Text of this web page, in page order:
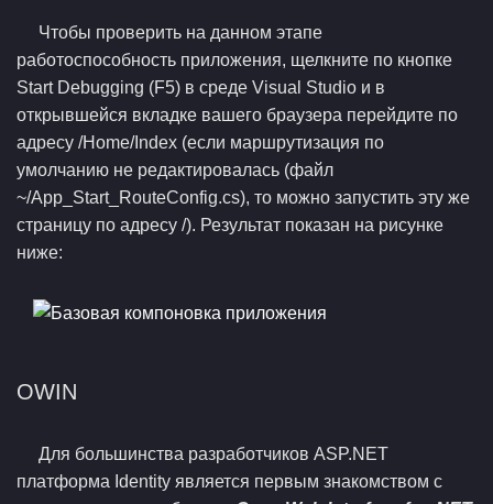
Чтобы проверить на данном этапе
работоспособность приложения, щелкните по кнопке
Start Debugging (F5) в среде Visual Studio и в
открывшейся вкладке вашего браузера перейдите по
адресу /Home/Index (если маршрутизация по
умолчанию не редактировалась (файл
~/App_Start_RouteConfig.cs), то можно запустить эту же
страницу по адресу /). Результат показан на рисунке
ниже:
OWIN
Для большинства разработчиков ASP.NET
платформа Identity является первым знакомством с